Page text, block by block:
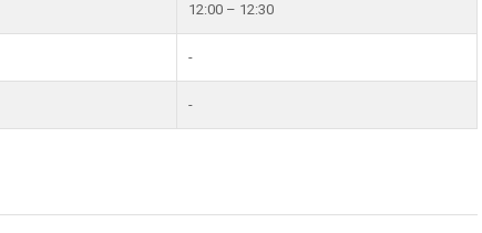
12:00 – 12:30
-
-